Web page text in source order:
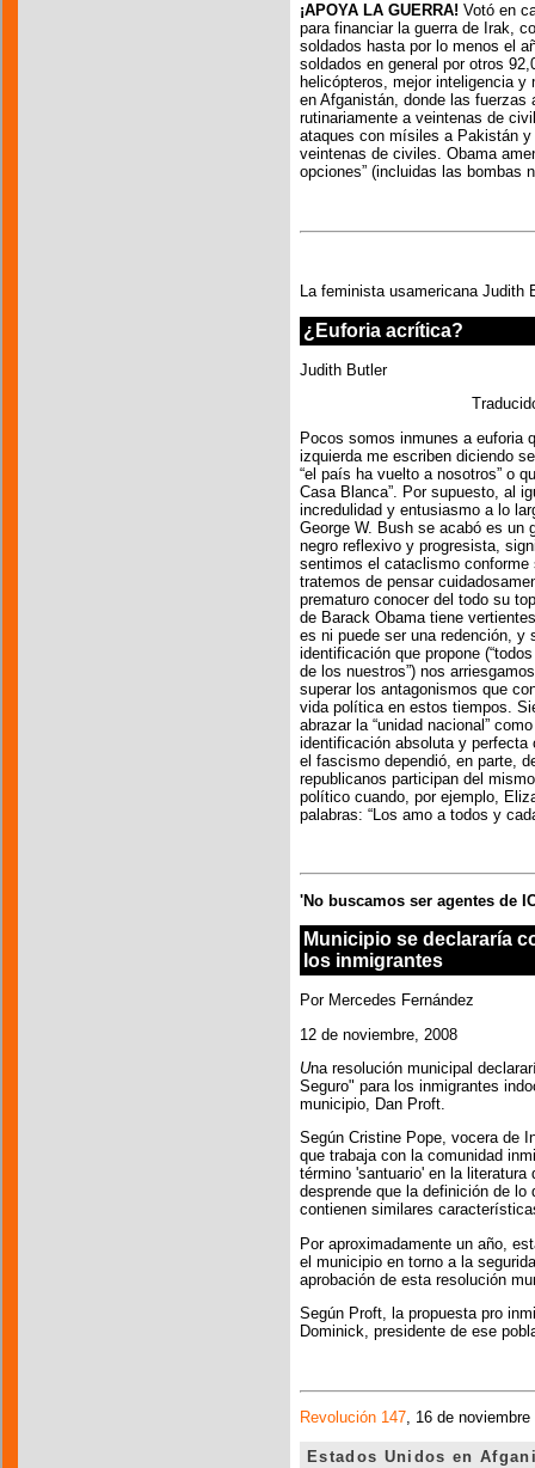
¡APOYA LA GUERRA! Votó en
para financiar la guerra de Irak,
soldados hasta por lo menos el
soldados en general por otros
helicópteros, mejor inteligencia y
en Afganistán, donde las fuerzas
rutinariamente a veintenas de
ataques con mísiles a Pakistán
veintenas de civiles. Obama
opciones” (incluidas las bombas
La feminista usamericana Judith
¿Euforia acrítica?
Judith Butler
Pocos somos inmunes a euforia
izquierda me escriben diciendo
“el país ha vuelto a nosotros” o
Casa Blanca”. Por supuesto, al
incredulidad y entusiasmo a lo
George W. Bush se acabó es un
negro reflexivo y progresista,
sentimos el cataclismo conforme
tratemos de pensar
prematuro conocer del todo su
de Barack Obama tiene
es ni puede ser una redención,
identificación que propone
de los nuestros”) nos
superar los antagonismos que
vida política en estos tiempos.
abrazar la “unidad nacional”
identificación absoluta y
el fascismo dependió, en parte,
republicanos participan del
político cuando, por ejemplo,
palabras: “Los amo a todos y
'No buscamos ser agentes de
Municipio se declararía
los inmigrantes
Por Mercedes Fernández
12 de noviembre, 2008
Una resolución municipal
Seguro" para los inmigrantes
municipio, Dan Proft.
Según Cristine Pope, vocera de
que trabaja con la comunidad
término 'santuario' en la
desprende que la definición de
contienen similares
Por aproximadamente un año,
el municipio en torno a la
aprobación de esta resolución
Según Proft, la propuesta pro
Dominick, presidente de ese
Revolución 147 , 16 de
Estados Unidos en